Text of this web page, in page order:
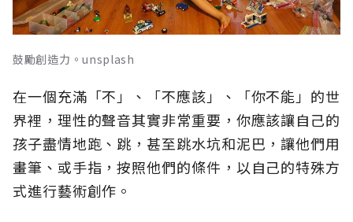
鼓勵創造力。unsplash
在一個充滿「不」、「不應該」、「你不能」的世
界裡，理性的聲音其實非常重要，你應該讓自己的
孩子盡情地跑、跳，甚至跳水坑和泥巴，讓他們用
畫筆、或手指，按照他們的條件，以自己的特殊方
式進行藝術創作。